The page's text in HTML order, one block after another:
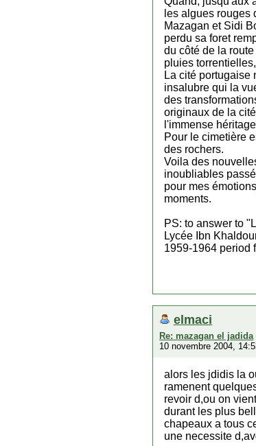
les algues rouges
Mazagan et Sidi
perdu sa foret
du côté de la
pluies
La cité portugaise
insalubre qui la
des
originaux de la
l'immense
Pour le cimetière
des rochers.
Voila des
inoubliables
pour mes
moments.
PS: to answer to
Lycée Ibn
1959-1964 period
elmaci
Re: mazagan el jadida
10 novembre 2004,
alors les jdidis la
ramenent
revoir d,ou on
durant les plus
chapeaux a tous
une necessite